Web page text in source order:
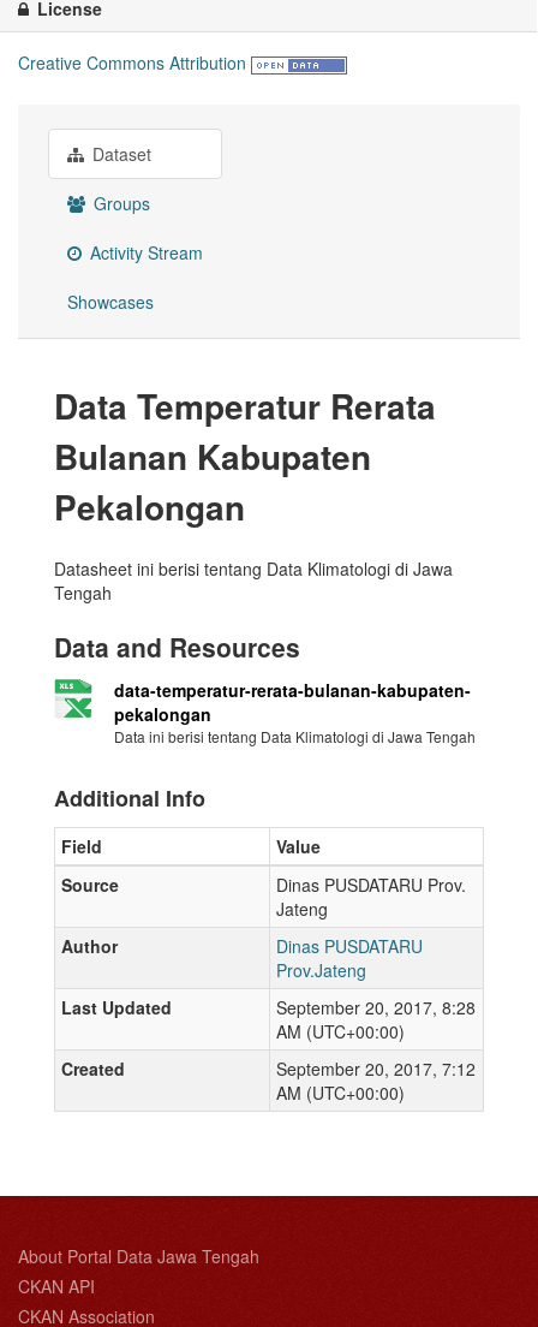
License
Creative Commons Attribution
Dataset
Groups
Activity Stream
Showcases
Data Temperatur Rerata
Bulanan Kabupaten
Pekalongan
Datasheet ini berisi tentang Data Klimatologi di Jawa
Tengah
Data and Resources
data-temperatur-rerata-bulanan-kabupaten-
pekalongan
Data ini berisi tentang Data Klimatologi di Jawa Tengah
Additional Info
Field
Value
Source
Dinas PUSDATARU Prov.
Jateng
Author
Dinas PUSDATARU
Prov.Jateng
Last Updated
September 20, 2017, 8:28
AM (UTC+00:00)
Created
September 20, 2017, 7:12
AM (UTC+00:00)
About Portal Data Jawa Tengah
CKAN API
CKAN Association